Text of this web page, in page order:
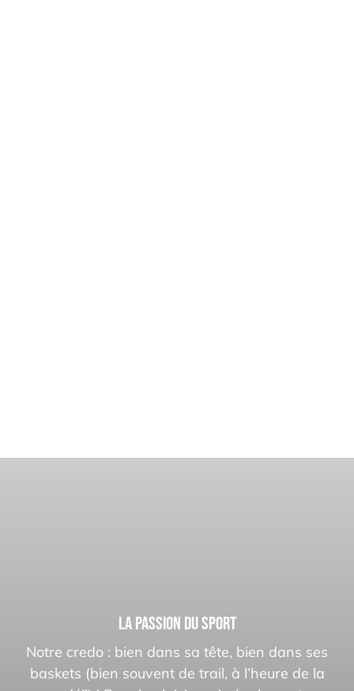
LA PASSION DU SPORT
Notre credo : bien dans sa tête, bien dans ses
baskets (bien souvent de trail, à l’heure de la